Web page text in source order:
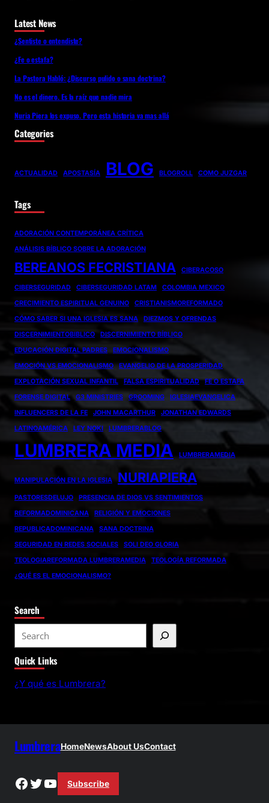
Latest News
¿Sentiste o entendiste?
¿Fe o estafa?
La Pastora Habló: ¿Discurso pulido o sana doctrina?
No es el dinero. Es la raíz que nadie mira
Nuria Piera los expuso. Pero esta historia va mas allá
Categories
ACTUALIDAD APOSTASÍA BLOG BLOGROLL COMO JUZGAR
Tags
ADORACIÓN CONTEMPORÁNEA CRÍTICA
ANÁLISIS BÍBLICO SOBRE LA ADORACIÓN
BEREANOS FECRISTIANA CIBERACOSO
CIBERSEGURIDAD CIBERSEGURIDAD LATAM
COLOMBIA MEXICO
CRECIMIENTO ESPIRITUAL GENUINO
CRISTIANISMOREFORMADO
CÓMO SABER SI UNA IGLESIA ES SANA
DIEZMOS Y OFRENDAS
DISCERNIMIENTOBIBLICO
DISCERNIMIENTO BÍBLICO
EDUCACIÓN DIGITAL PADRES
EMOCIONALISMO
EMOCIÓN VS EMOCIONALISMO
EVANGELIO DE LA PROSPERIDAD
EXPLOTACIÓN SEXUAL INFANTIL
FALSA ESPIRITUALIDAD
FE O ESTAFA
FORENSE DIGITAL
G3 MINISTRIES GROOMING
IGLESIAEVANGELICA
INFLUENCERS DE LA FE
JOHN MACARTHUR
JONATHAN EDWARDS
LATINOAMÉRICA
LEY NOKI LUMBRERABLOG
LUMBRERA MEDIA LUMBRERAMEDIA
MANIPULACIÓN EN LA IGLESIA NURIAPIERA
PASTORESDELUJO
PRESENCIA DE DIOS VS SENTIMIENTOS
REFORMADOMINICANA
RELIGIÓN Y EMOCIONES
REPUBLICADOMINICANA
SANA DOCTRINA
SEGURIDAD EN REDES SOCIALES
SOLI DEO GLORIA
TEOLOGIAREFORMADA LUMBRERAMEDIA
TEOLOGÍA REFORMADA
¿QUÉ ES EL EMOCIONALISMO?
Search
e
a
Quick Links
¿Y qué es Lumbrera?
LumbreraHomeNewsAbout UsContact
Facebook
Twitter
YouTube
Subscribe